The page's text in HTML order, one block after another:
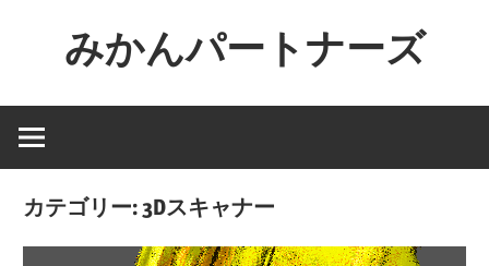
ン
へ
みかんパートナーズ
ー
ジ
ン
ル
カテゴリー: 3Dスキャナー